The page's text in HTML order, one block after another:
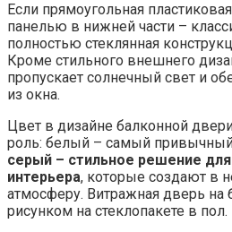
Если прямоугольная
панелью в нижней части –
полностью стеклянная
Кроме стильного внешнего
пропускает солнечный свет и
из окна.
Цвет в дизайне балконной
роль: белый – самый привычный
серый – стильное решение
интерьера, которые создают в
атмосферу. Витражная дверь на
рисунком на стеклопакете в пол.